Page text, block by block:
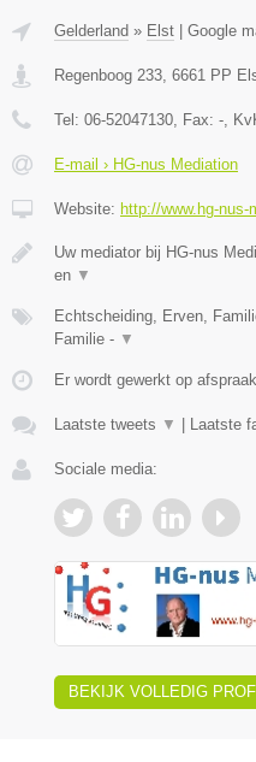
Gelderland » Elst Google
Regenboog 233, 6661 PP
Tel: 06-52047130, Fax: -,
E-mail › HG-nus Mediation
Website: http://www.hg-nus-
Uw mediator bij HG-nus
en ▼
Echtscheiding, Erven,
Familie - ▼
Er wordt gewerkt op
Laatste tweets ▼ Laatste
Sociale media:
BEKIJK VOLLEDIG